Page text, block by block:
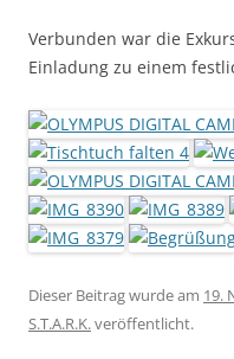
Verbunden war die
Einladung zu einem
Dieser Beitrag wurde am 19.
S.T.A.R.K.veröffentlicht.